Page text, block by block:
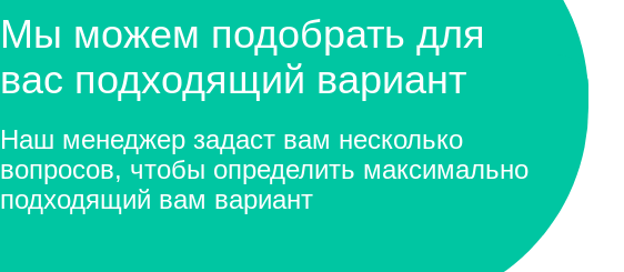
Мы можем подобрать для
вас подходящий вариант
Наш менеджер задаст вам несколько
вопросов, чтобы определить максимально
подходящий вам вариант